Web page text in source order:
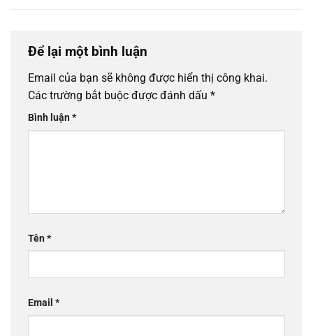
Để lại một bình luận
Email của bạn sẽ không được hiển thị công khai.
Các trường bắt buộc được đánh dấu *
Bình luận*
Tên*
Email *